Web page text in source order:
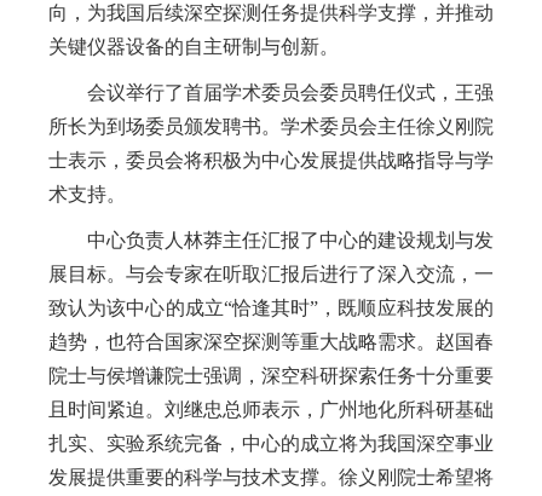
向，为我国后续深空探测任务提供科学支撑，并推动
关键仪器设备的自主研制与创新。
会议举行了首届学术委员会委员聘任仪式，王强
所长为到场委员颁发聘书。学术委员会主任徐义刚院
士表示，委员会将积极为中心发展提供战略指导与学
术支持。
中心负责人林莽主任汇报了中心的建设规划与发
展目标。与会专家在听取汇报后进行了深入交流，一
致认为该中心的成立“恰逢其时”，既顺应科技发展的
趋势，也符合国家深空探测等重大战略需求。赵国春
院士与侯增谦院士强调，深空科研探索任务十分重要
且时间紧迫。刘继忠总师表示，广州地化所科研基础
扎实、实验系统完备，中心的成立将为我国深空事业
发展提供重要的科学与技术支撑。徐义刚院士希望将